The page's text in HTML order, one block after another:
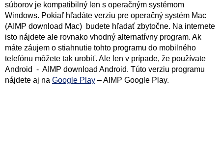
súborov je kompatibilný len s operačným systémom
Windows. Pokiaľ hľadáte verziu pre operačný systém Mac
(AIMP download Mac) budete hľadať zbytočne. Na internete
isto nájdete ale rovnako vhodný alternatívny program. Ak
máte záujem o stiahnutie tohto programu do mobilného
telefónu môžete tak urobiť. Ale len v prípade, že používate
Android - AIMP download Android. Túto verziu programu
nájdete aj na Google Play – AIMP Google Play.